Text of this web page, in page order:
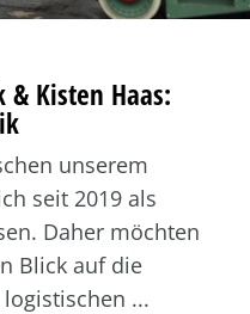
& Kisten Haas:
unserem
seit 2019 als
Daher möchten
Blick auf die
...